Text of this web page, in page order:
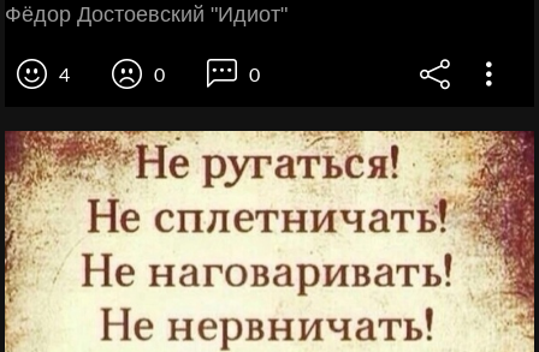
Фёдор Достоевский "Идиот"
4 0 0